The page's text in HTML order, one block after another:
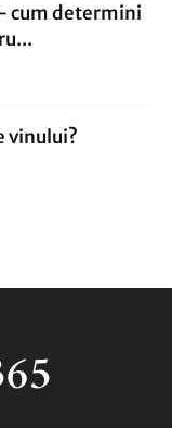
cum determini
vinului?